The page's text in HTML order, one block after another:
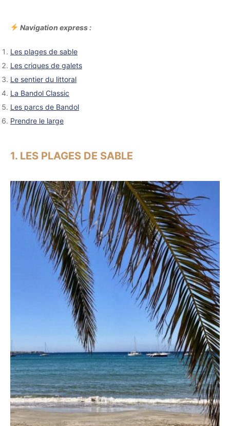
Navigation express :
Les plages de sable
Les criques de galets
Le sentier du littoral
La Bandol Classic
Les parcs de Bandol
Prendre le large
1. LES PLAGES DE SABLE